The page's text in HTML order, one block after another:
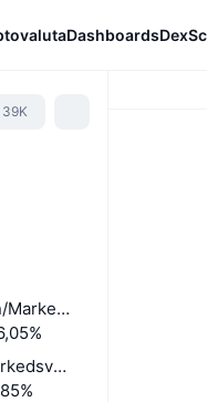
Dashboards
39K
Markedsværdi (24 timer)